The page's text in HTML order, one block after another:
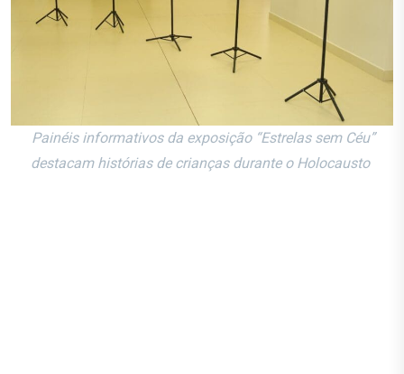
Painéis informativos da exposição “Estrelas sem Céu”
destacam histórias de crianças durante o Holocausto